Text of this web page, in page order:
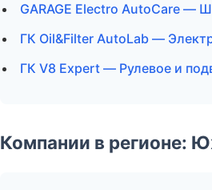
GARAGE Electro AutoCare —
ГК Oil&Filter AutoLab —
ГК V8 Expert — Рулевое и
Компании в регионе: